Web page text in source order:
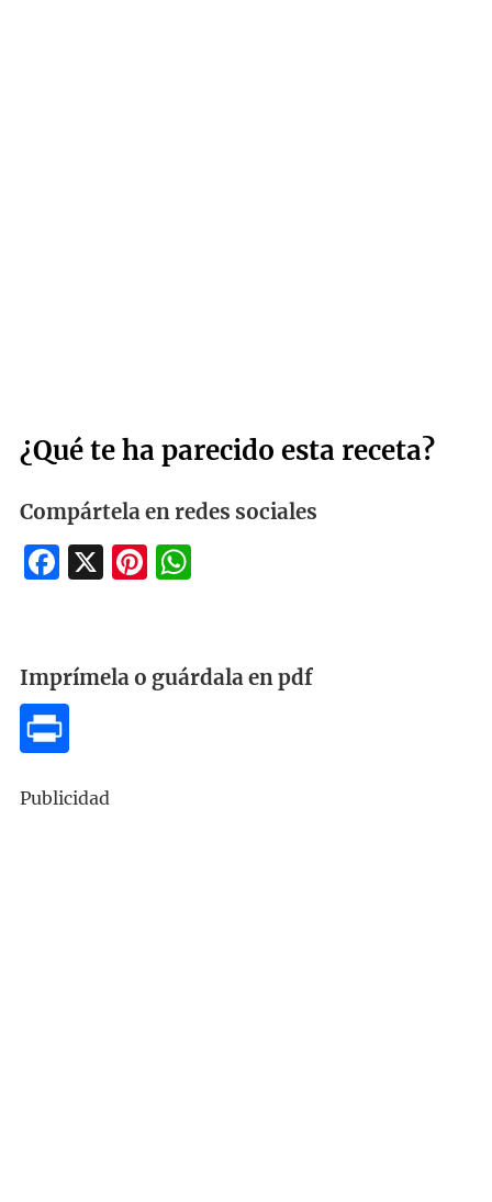
¿Qué te ha parecido esta receta?
Compártela en redes sociales
Facebook
X Pinterest
WhatsApp
Imprímela o guárdala en pdf
Publicidad